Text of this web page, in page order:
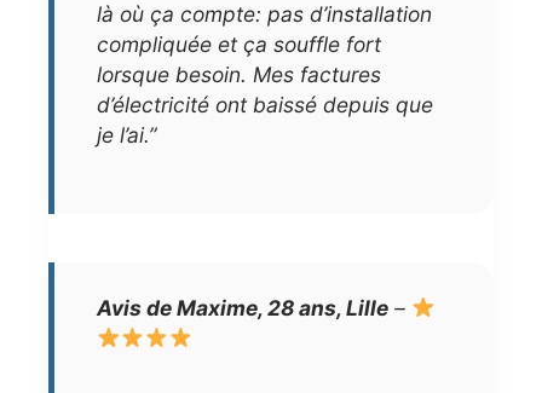
là où ça compte: pas d’installation
compliquée et ça souffle fort
lorsque besoin. Mes factures
d’électricité ont baissé depuis que
je l’ai.”
Avis de Maxime, 28 ans, Lille –